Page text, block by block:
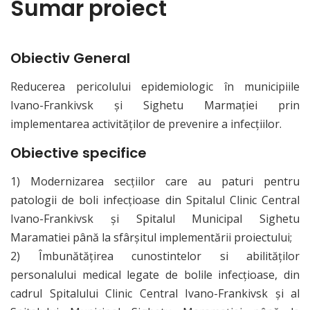
Sumar proiect
Obiectiv General
Reducerea pericolului epidemiologic în municipiile
Ivano-Frankivsk și Sighetu Marmației prin
implementarea activităților de prevenire a infecțiilor.
Obiective specifice
1) Modernizarea secțiilor care au paturi pentru
patologii de boli infecțioase din Spitalul Clinic Central
Ivano-Frankivsk și Spitalul Municipal Sighetu
Maramatiei până la sfârșitul implementării proiectului;
2) Îmbunătățirea cunostintelor si abilităților
personalului medical legate de bolile infecțioase, din
cadrul Spitalului Clinic Central Ivano-Frankivsk și al